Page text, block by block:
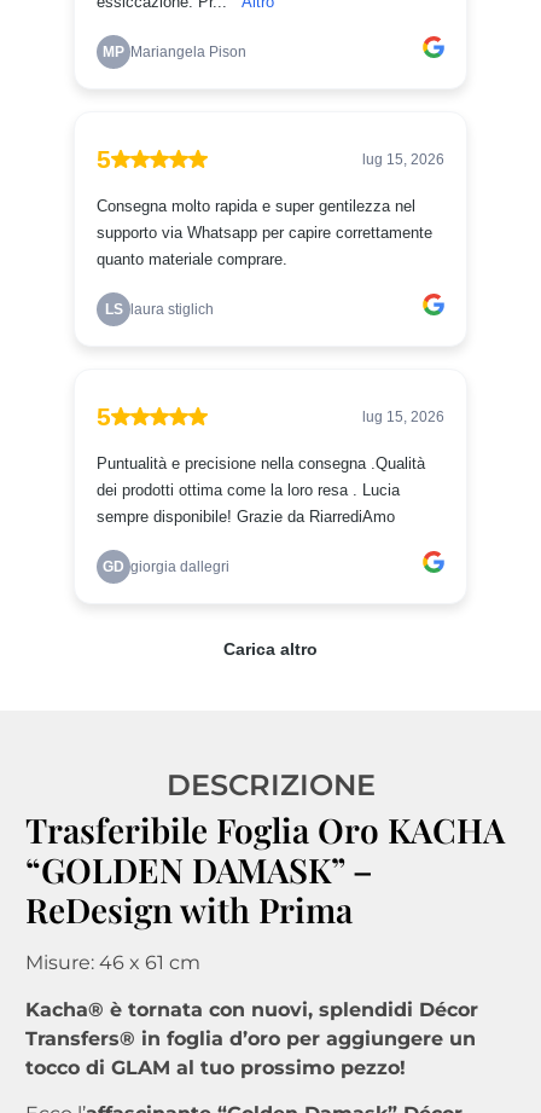
DESCRIZIONE
Trasferibile Foglia Oro KACHA
“GOLDEN DAMASK” –
ReDesign with Prima
Misure: 46 x 61 cm
Kacha® è tornata con nuovi, splendidi Décor
Transfers® in foglia d’oro per aggiungere un
tocco di GLAM al tuo prossimo pezzo!